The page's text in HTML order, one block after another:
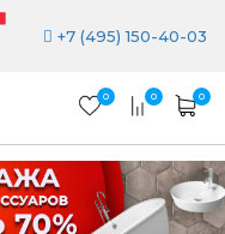
+7 (495) 150-40-03
0 0 0